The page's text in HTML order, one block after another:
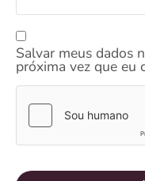
Salvar meus dados
próxima vez que eu